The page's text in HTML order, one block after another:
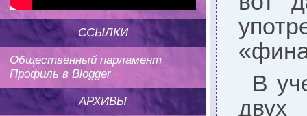
ССЫЛКИ
Общественный парламент
Профиль в Blogger
АРХИВЫ
В